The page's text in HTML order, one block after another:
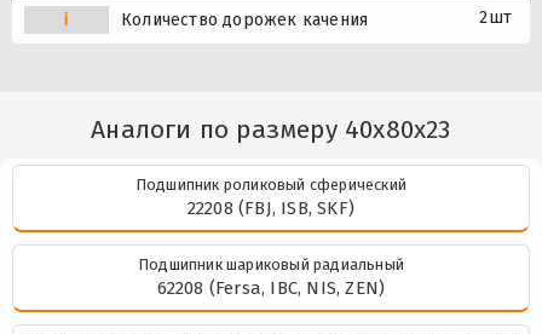
i Количество дорожек качения 2шт
Аналоги по размеру 40x80x23
Подшипник роликовый сферический
22208 (FBJ, ISB, SKF)
Подшипник шариковый радиальный
62208 (Fersa, IBC, NIS, ZEN)